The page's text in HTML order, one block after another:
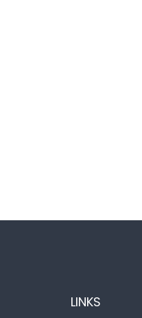
LINKS